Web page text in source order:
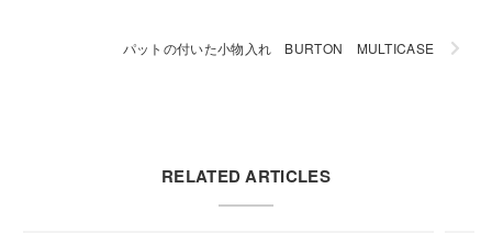
パットの付いた小物入れ BURTON MULTICASE
RELATED ARTICLES